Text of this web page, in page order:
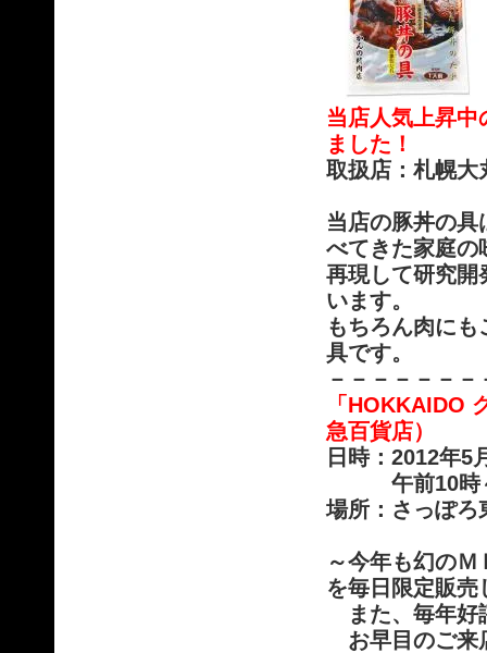
当店人気上昇
ました！
取扱店：札幌大
当店の豚丼の
べてきた家庭の
再現して研究開
います。
もちろん肉に
具です。
－－－－－－
「HOKKAIDO
急百貨店）
日時：2012年5
午前10時～
場所：さっぽろ
～今年も幻の
を毎日限定販売
また、毎年好
お早目のご来